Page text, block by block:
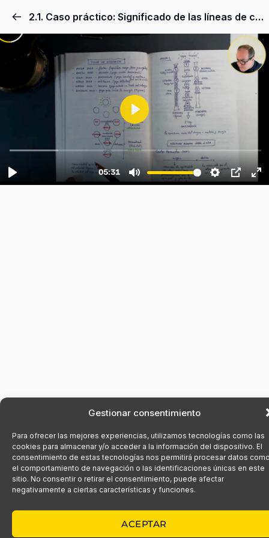
Gestionar consentimiento
Para ofrecer las mejores experiencias, utilizamos tecnologías como las
cookies para almacenar y/o acceder a la información del dispositivo. El
consentimiento de estas tecnologías nos permitirá procesar datos
el comportamiento de navegación o las identificaciones únicas en este
sitio. No consentir o retirar el consentimiento, puede afectar
negativamente a ciertas características y funciones.
ACEPTAR
2.1. Caso práctico: Significado de las líneas de ciclo corto y largo